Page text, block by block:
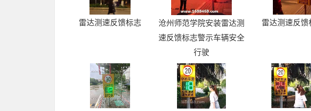
雷达测速反馈标志
沧州师范学院安装雷达测
速反馈标志警示车辆安全
行驶
雷达测速反馈